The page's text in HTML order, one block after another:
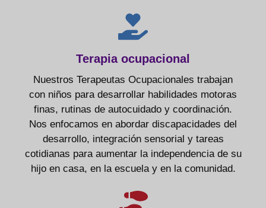
Terapia ocupacional
Nuestros Terapeutas Ocupacionales trabajan
con niños para desarrollar habilidades motoras
finas, rutinas de autocuidado y coordinación.
Nos enfocamos en abordar discapacidades del
desarrollo, integración sensorial y tareas
cotidianas para aumentar la independencia de su
hijo en casa, en la escuela y en la comunidad.